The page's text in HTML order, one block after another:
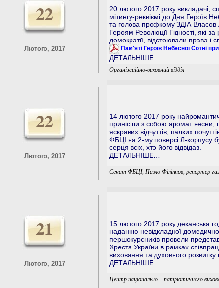
22
Лютого, 2017
20 лютого 2017 року викладачі,
мітингу-реквіємі до Дня Героїв
та голова профкому ЗДІА Власов
Героям Революції Гідності, які
демократії, відстоювали права
Пам'яті Героїв Небесної Сотні
ДЕТАЛЬНІШЕ…
Організаційно-виховний відділ
22
Лютого, 2017
14 лютого 2017 року
принісши з собою аромат весни,
яскравих відчуттів, палких
ФБЦІ на 2-му поверсі Л-корпусу
серця всіх, хто його відвідав.
ДЕТАЛЬНІШЕ…
Сенат ФБЦІ, Павло Філіппов, репортер
21
Лютого, 2017
15 лютого 2017 року деканська
наданню невідкладної
першокурсників провели
Хреста України в рамках
виховання та духовного розвитку
ДЕТАЛЬНІШЕ…
Центр національно – патріотичного